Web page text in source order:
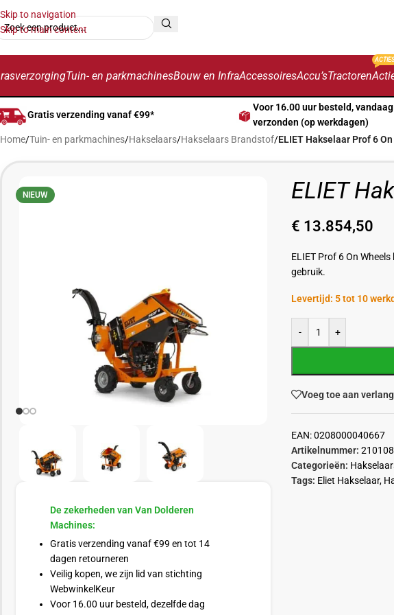
Skip to navigation
Skip to main content
Tuin- en parkmachinesBouw en InfraAccessoiresAccu’sTractoren
Gratis verzending vanaf €99*
Voor 16.00 uur besteld, vandaag
verzonden (op werkdagen)
Home/Tuin- en parkmachines/Hakselaars/Hakselaars Brandstof/ELIET Hakselaar Prof 6
NIEUW
De zekerheden van Van Dolderen
Machines:
Gratis verzending vanaf €99 en tot 14
dagen retourneren
Veilig kopen, we zijn lid van stichting
WebwinkelKeur
Voor 16.00 uur besteld, dezelfde dag
ELIET
€ 13.854,50
ELIET Prof 6 On
gebruik.
Levertijd: 5 tot 10
- +
Voeg toe aan
EAN:0208000040667
Artikelnummer:
Categorieën:
Tags: Eliet Hakselaar,